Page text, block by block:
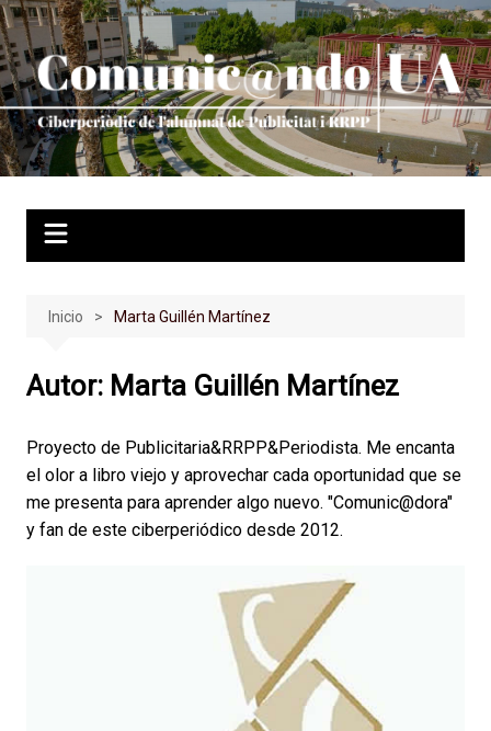
Saltar
al
contenido
Inicio Marta Guillén Martínez
Autor: Marta Guillén Martínez
Proyecto de Publicitaria&RRPP&Periodista. Me encanta
el olor a libro viejo y aprovechar cada oportunidad que se
me presenta para aprender algo nuevo. "Comunic@dora"
y fan de este ciberperiódico desde 2012.